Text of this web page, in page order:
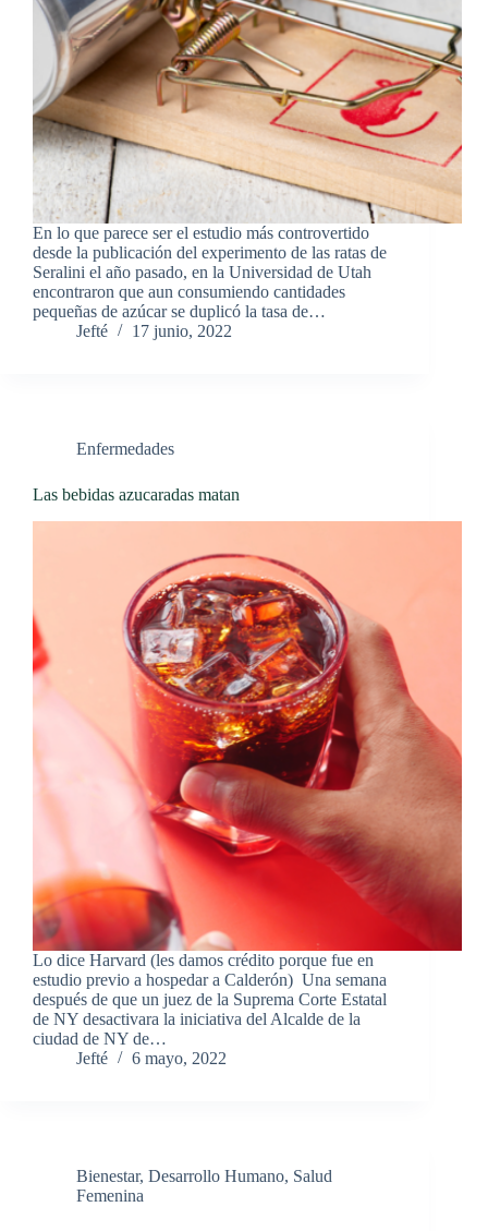
En lo que parece ser el estudio más controvertido
desde la publicación del experimento de las ratas de
Seralini el año pasado, en la Universidad de Utah
encontraron que aun consumiendo cantidades
pequeñas de azúcar se duplicó la tasa de…
Jefté
17 junio, 2022
Enfermedades
Las bebidas azucaradas matan
Lo dice Harvard (les damos crédito porque fue en
estudio previo a hospedar a Calderón) Una semana
después de que un juez de la Suprema Corte Estatal
de NY desactivara la iniciativa del Alcalde de la
ciudad de NY de…
Jefté
6 mayo, 2022
Bienestar, Desarrollo Humano, Salud
Femenina